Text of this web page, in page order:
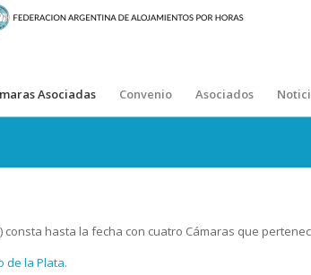
Asociadas Convenio Asociados
consta hasta la fecha con cuatro Cámaras que
de la Plata.